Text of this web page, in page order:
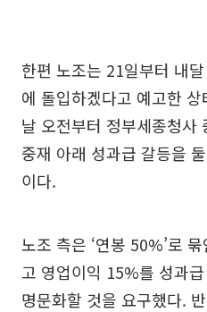
한편 노조는 21일부터 내
에 돌입하겠다고 예고한
날 오전부터 정부세종청사
중재 아래 성과급 갈등을
이다.
노조 측은 ‘연봉 50%’로
고 영업이익 15%를 성과
명문화할 것을 요구했다.